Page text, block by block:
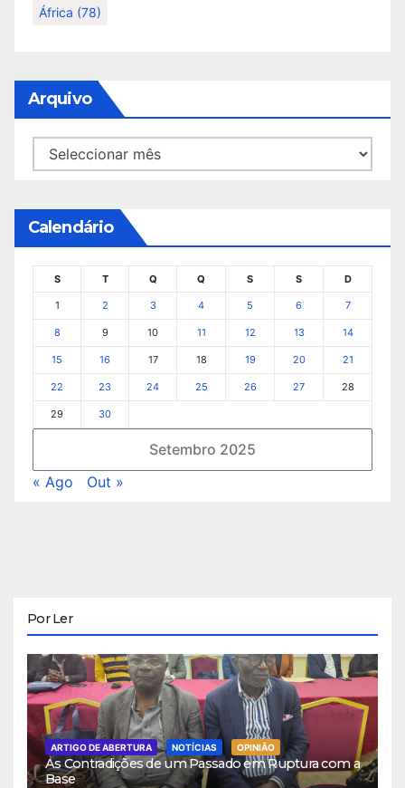
África (78)
Arquivo
Arquivo
Calendário
Setembro 2025
S T Q Q S S D
1 2 3 4 5 6 7
8 9 10 11 12 13 14
15 16 17 18 19 20 21
22 23 24 25 26 27 28
29 30
« Ago Out »
Por Ler
ARTIGO DE ABERTURA NOTÍCIAS OPINIÃO
As Contradições de um Passado em Ruptura com a
Base